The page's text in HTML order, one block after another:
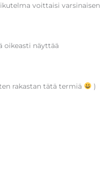
voittaisi varsinaisen
oikeasti näyttää
rakastan tätä termiä
)